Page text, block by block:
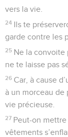
vers la vie.
24 Ils te
garde contre les
25 Ne la convoite
ne te laisse pas
26 Car, à cause
à un morceau
vie précieuse.
27 Peut-on
vêtements